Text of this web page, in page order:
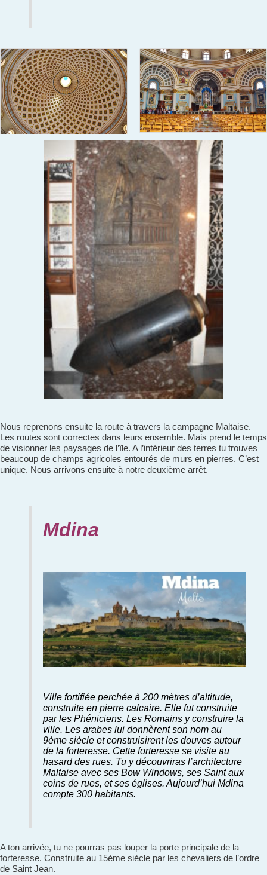
Nous reprenons ensuite la route à travers la campagne Maltaise.
Les routes sont correctes dans leurs ensemble. Mais prend le temps
de visionner les paysages de l’île. A l’intérieur des terres tu trouves
beaucoup de champs agricoles entourés de murs en pierres. C’est
unique. Nous arrivons ensuite à notre deuxième arrêt.
Mdina
Ville fortifiée perchée à 200 mètres d’altitude,
construite en pierre calcaire. Elle fut construite
par les Phéniciens. Les Romains y construire la
ville. Les arabes lui donnèrent son nom au
9ème siècle et construisirent les douves autour
de la forteresse. Cette forteresse se visite au
hasard des rues. Tu y découvriras l’architecture
Maltaise avec ses Bow Windows, ses Saint aux
coins de rues, et ses églises. Aujourd’hui Mdina
compte 300 habitants.
A ton arrivée, tu ne pourras pas louper la porte principale de la
forteresse. Construite au 15ème siècle par les chevaliers de l’ordre
de Saint Jean.